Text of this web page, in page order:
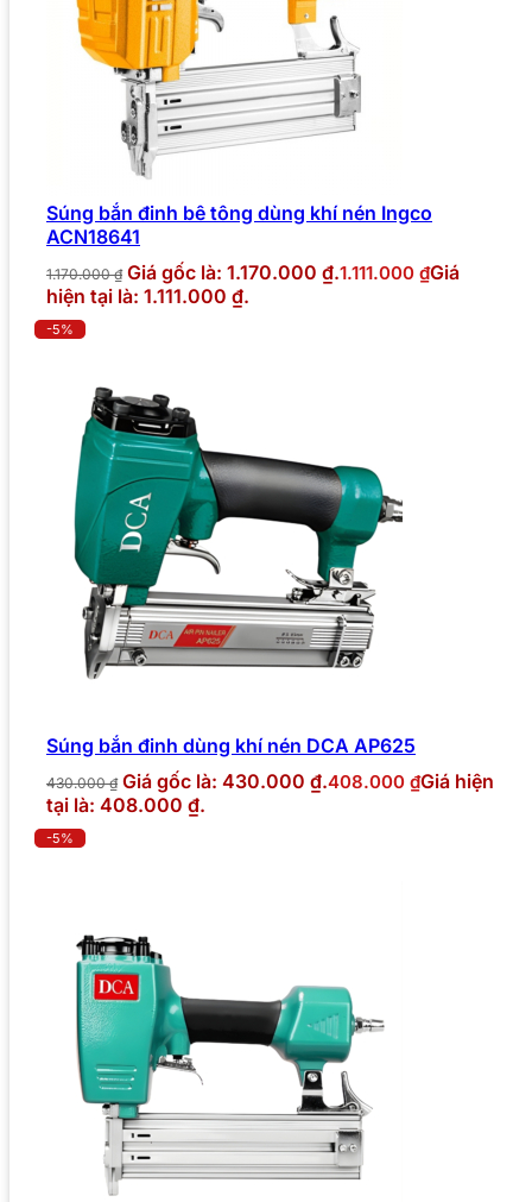
Súng bắn đinh bê tông dùng khí nén Ingco
ACN18641
1.170.000₫ Giá gốc là: 1.170.000 ₫.1.111.000 ₫Giá
hiện tại là: 1.111.000 ₫.
-5%
Súng bắn đinh dùng khí nén DCA AP625
430.000₫ Giá gốc là: 430.000 ₫.408.000 ₫Giá hiện
tại là: 408.000 ₫.
-5%